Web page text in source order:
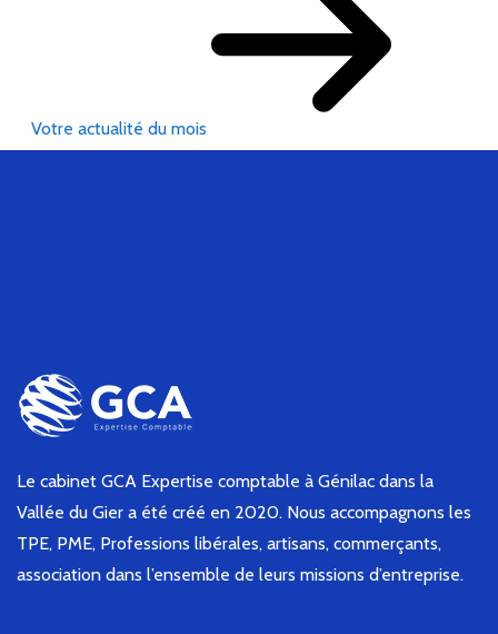
Votre actualité du mois
Le cabinet GCA Expertise comptable à Génilac dans la
Vallée du Gier a été créé en 2020. Nous accompagnons les
TPE, PME, Professions libérales, artisans, commerçants,
association dans l’ensemble de leurs missions d’entreprise.